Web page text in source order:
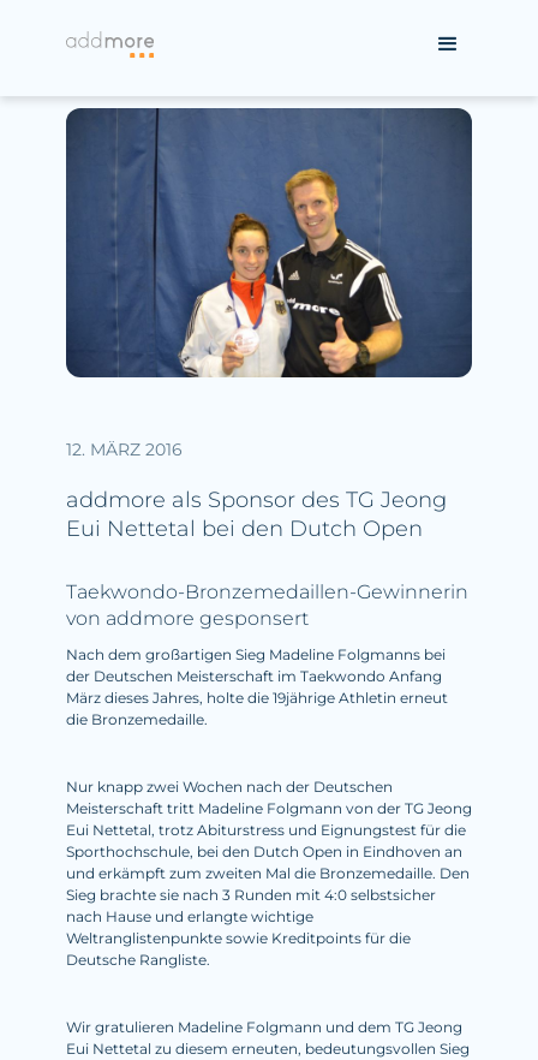
12. MÄRZ 2016
addmore als Sponsor des TG Jeong
Eui Nettetal bei den Dutch Open
Taekwondo-Bronzemedaillen-Gewinnerin
von addmore gesponsert
Nach dem großartigen Sieg Madeline Folgmanns bei
der Deutschen Meisterschaft im Taekwondo Anfang
März dieses Jahres, holte die 19jährige Athletin erneut
die Bronzemedaille.
Nur knapp zwei Wochen nach der Deutschen
Meisterschaft tritt Madeline Folgmann von der TG Jeong
Eui Nettetal, trotz Abiturstress und Eignungstest für die
Sporthochschule, bei den Dutch Open in Eindhoven an
und erkämpft zum zweiten Mal die Bronzemedaille. Den
Sieg brachte sie nach 3 Runden mit 4:0 selbstsicher
nach Hause und erlangte wichtige
Weltranglistenpunkte sowie Kreditpoints für die
Deutsche Rangliste.
Wir gratulieren Madeline Folgmann und dem TG Jeong
Eui Nettetal zu diesem erneuten, bedeutungsvollen Sieg